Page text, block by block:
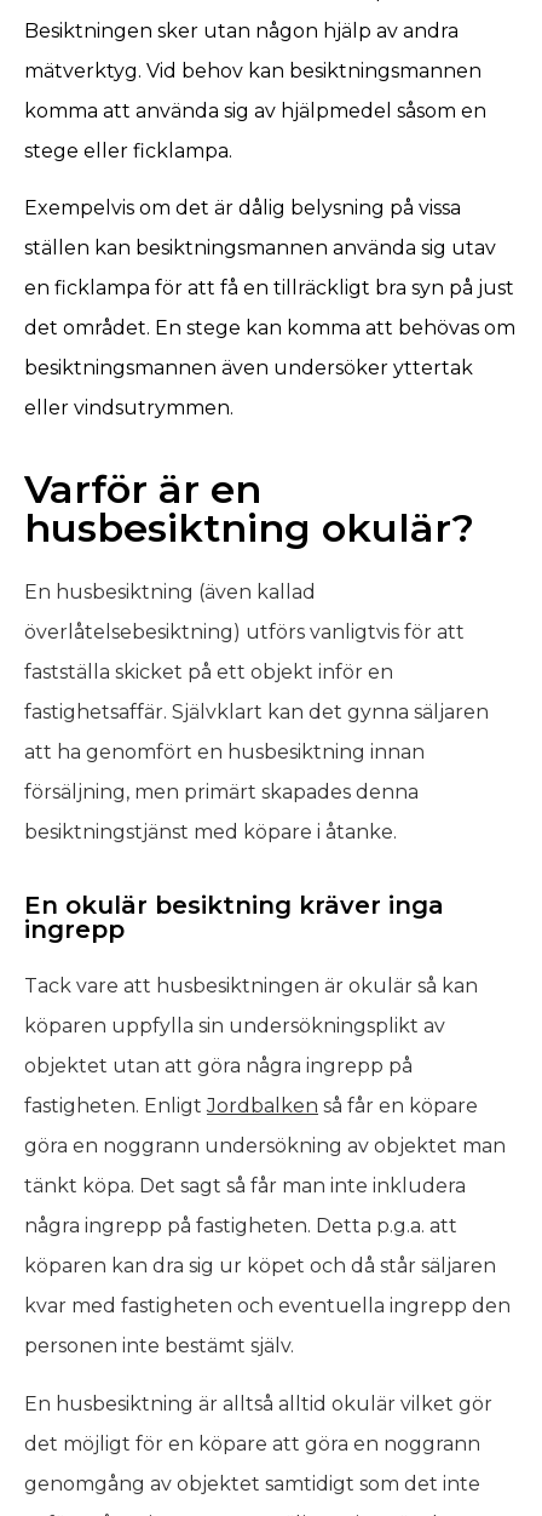
Besiktningen sker utan någon hjälp av andra
mätverktyg. Vid behov kan besiktningsmannen
komma att använda sig av hjälpmedel såsom en
stege eller ficklampa.
Exempelvis om det är dålig belysning på vissa
ställen kan besiktningsmannen använda sig utav
en ficklampa för att få en tillräckligt bra syn på just
det området. En stege kan komma att behövas om
besiktningsmannen även undersöker yttertak
eller vindsutrymmen.
Varför är en
husbesiktning okulär?
En husbesiktning (även kallad
överlåtelsebesiktning) utförs vanligtvis för att
fastställa skicket på ett objekt inför en
fastighetsaffär. Självklart kan det gynna säljaren
att ha genomfört en husbesiktning innan
försäljning, men primärt skapades denna
besiktningstjänst med köpare i åtanke.
En okulär besiktning kräver inga
ingrepp
Tack vare att husbesiktningen är okulär så kan
köparen uppfylla sin undersökningsplikt av
objektet utan att göra några ingrepp på
fastigheten. EnligtJordbalken så får en köpare
göra en noggrann undersökning av objektet man
tänkt köpa. Det sagt så får man inte inkludera
några ingrepp på fastigheten. Detta p.g.a. att
köparen kan dra sig ur köpet och då står säljaren
kvar med fastigheten och eventuella ingrepp den
personen inte bestämt själv.
En husbesiktning är alltså alltid okulär vilket gör
det möjligt för en köpare att göra en noggrann
genomgång av objektet samtidigt som det inte